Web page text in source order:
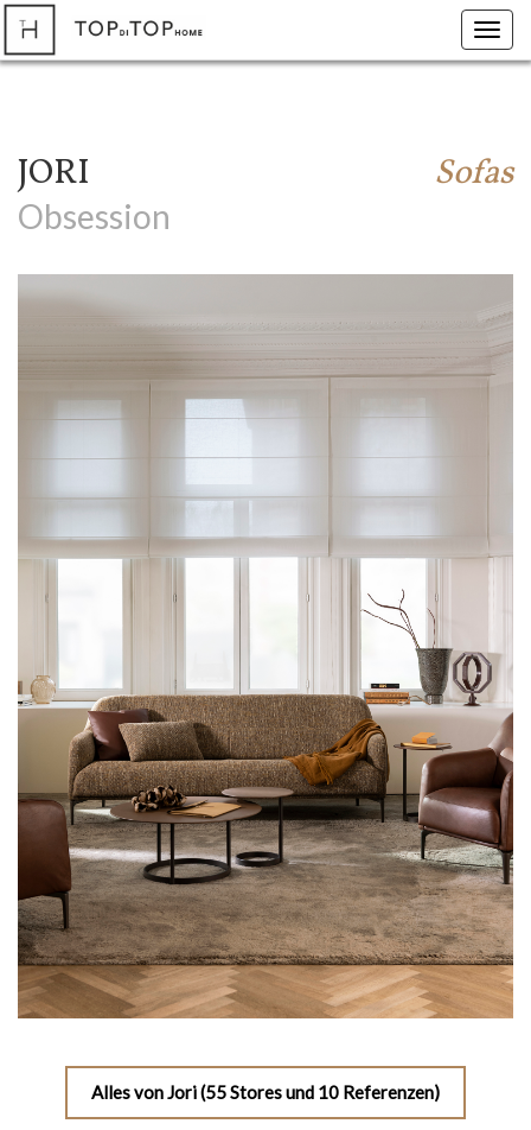
JORI Sofas
Obsession
Alles von Jori (55 Stores und 10 Referenzen)